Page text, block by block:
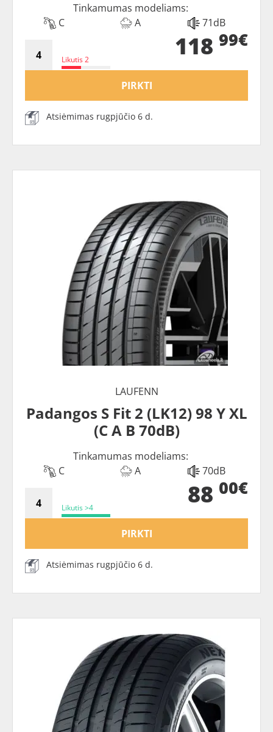
Tinkamumas modeliams:
C
A 71dB
Likutis 2 118 99€
PIRKTI
Atsiėmimas rugpjūčio 6 d.
LAUFENN
Padangos S Fit 2 (LK12) 98 Y XL
(C A B 70dB)
Tinkamumas modeliams:
C
A 70dB
Likutis >4 88 00€
PIRKTI
Atsiėmimas rugpjūčio 6 d.